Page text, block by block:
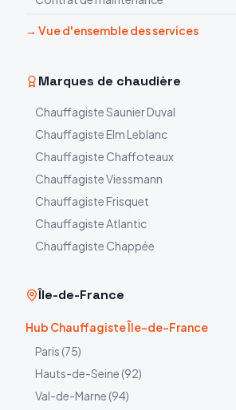
→ Vue d'ensemble des services
Marques de chaudière
ChauffagisteSaunier Duval
Chauffagiste Elm Leblanc
Chauffagiste Chaffoteaux
ChauffagisteViessmann
Chauffagiste Frisquet
ChauffagisteAtlantic
Chauffagiste Chappée
Île-de-France
Hub Chauffagiste Île-de-France
Paris (75)
Hauts-de-Seine (92)
Val-de-Marne (94)